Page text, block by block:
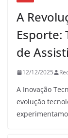
A
Esporte:
de
12/12/2025
A Inovação
evolução